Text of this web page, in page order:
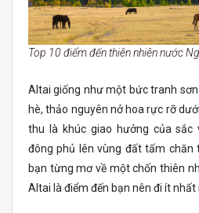
Top 10 điểm đến thiên nhiên nước
Altai giống như một bức tranh
hè, thảo nguyên nở hoa rực rỡ
thu là khúc giao hưởng của sắc
đông phủ lên vùng đất tấm chăn
bạn từng mơ về một chốn thiên
Altai là điểm đến bạn nên đi ít nhất